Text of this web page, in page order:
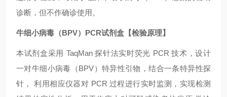
诊断，但不作确诊使用。
牛细小病毒（BPV）PCR试剂盒【检验原理】
本试剂盒采用 TaqMan 探针法实时荧光 PCR 技术，设计
一对牛细小病毒（BPV） 特异性引物，结合一条特异性探
针，
利用相应仪器对 PCR 过程进行实时监测，实现检测